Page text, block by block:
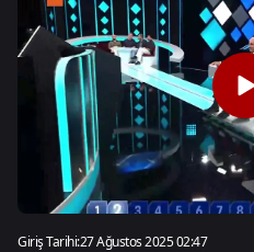
Giriş Tarihi:27 Ağustos 2025 02:47